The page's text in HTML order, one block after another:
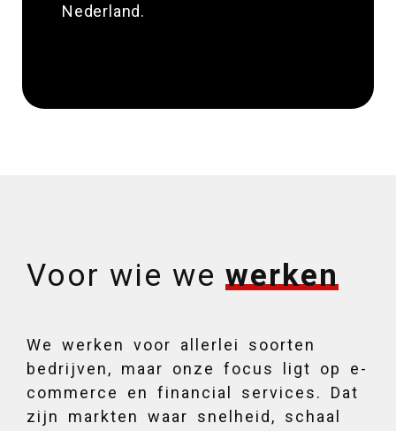
Nederland.
Voor wie we werken
We werken voor allerlei soorten
bedrijven, maar onze focus ligt op e-
commerce en financial services. Dat
zijn markten waar snelheid, schaal